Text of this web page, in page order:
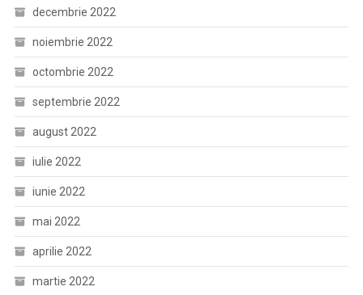
decembrie 2022
noiembrie 2022
octombrie 2022
septembrie 2022
august 2022
iulie 2022
iunie 2022
mai 2022
aprilie 2022
martie 2022